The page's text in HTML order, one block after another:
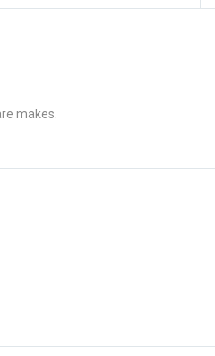
makes.